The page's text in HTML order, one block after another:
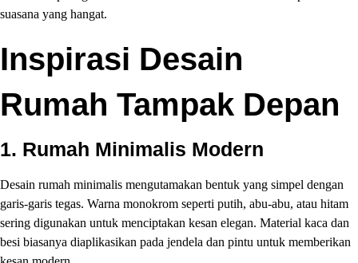
suasana yang hangat.
Inspirasi Desain
Rumah Tampak Depan
1. Rumah Minimalis Modern
Desain rumah minimalis mengutamakan bentuk yang simpel dengan
garis-garis tegas. Warna monokrom seperti putih, abu-abu, atau hitam
sering digunakan untuk menciptakan kesan elegan. Material kaca dan
besi biasanya diaplikasikan pada jendela dan pintu untuk memberikan